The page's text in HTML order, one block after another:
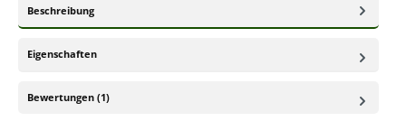
Beschreibung
Eigenschaften
Bewertungen (1)